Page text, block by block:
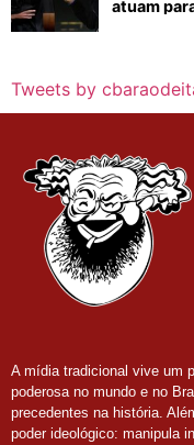
atuam
Tweets by
A mídia tradicional vive um
poderosa no mundo e no
precedentes na história.
poder ideológico: manipula